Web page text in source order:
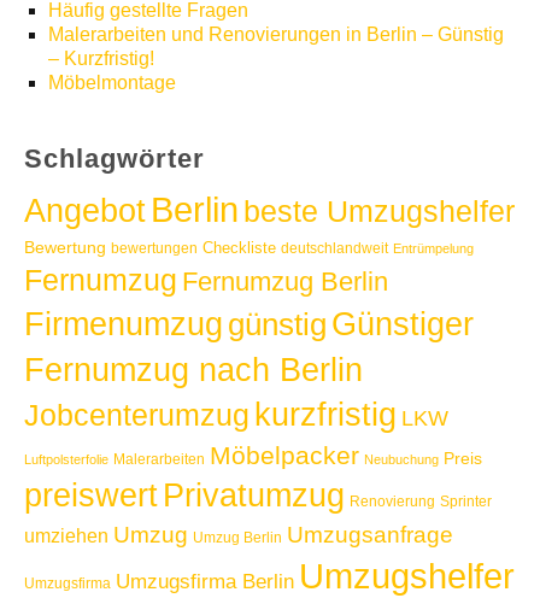
Häufig gestellte Fragen
Malerarbeiten und Renovierungen in Berlin – Günstig
– Kurzfristig!
Möbelmontage
Schlagwörter
AngebotBerlin beste Umzugshelfer
Bewertung bewertungen Checkliste deutschlandweit Entrümpelung
Fernumzug Fernumzug Berlin
Firmenumzug günstig Günstiger
Fernumzug nach Berlin
Jobcenterumzug kurzfristig LKW
Luftpolsterfolie Malerarbeiten Möbelpacker Neubuchung Preis
preiswert Privatumzug Renovierung Sprinter
umziehen Umzug Umzug Berlin Umzugsanfrage
Umzugsfirma Umzugsfirma Berlin Umzugshelfer